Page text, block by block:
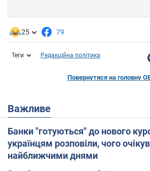
25 79
Теги Редакційна політика
Повернутися на головну
Важливе
Банки "готуються" до нового
українцям розповіли, чого
найближчими днями